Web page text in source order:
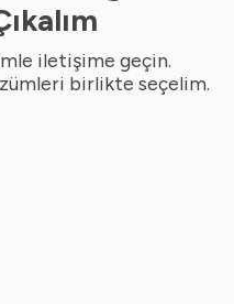
iletişime geçin.
birlikte seçelim.